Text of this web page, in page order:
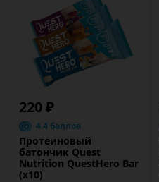
220 ₽
4.4 баллов
Протеиновый
батончик Quest
Nutrition QuestHero Bar
(х10)